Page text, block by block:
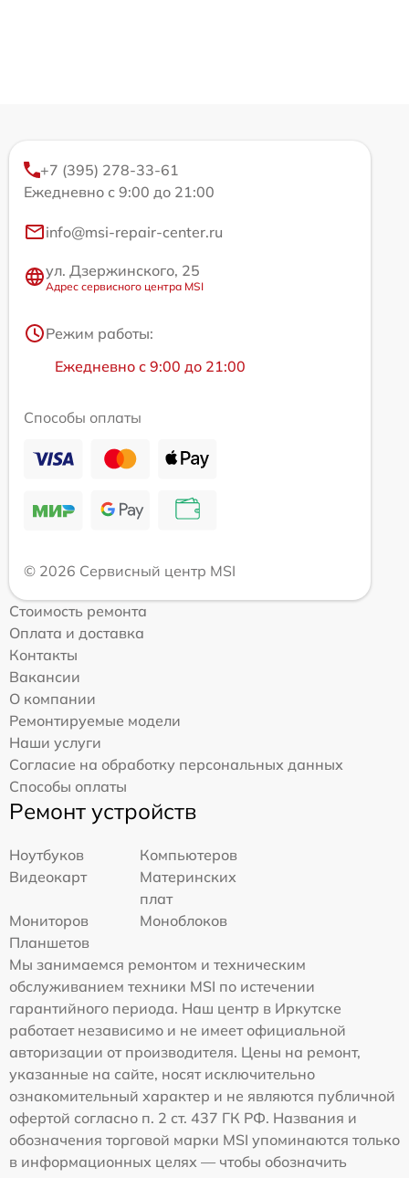
+7 (395) 278-33-61
Ежедневно с 9:00 до 21:00
info@msi-repair-center.ru
ул. Дзержинского, 25
Адрес сервисного центра MSI
Режим работы:
Ежедневно с 9:00 до 21:00
Способы оплаты
© 2026 Сервисный центр MSI
Стоимость ремонта
Оплата и доставка
Контакты
Вакансии
О компании
Ремонтируемые модели
Наши услуги
Согласие на обработку персональных данных
Способы оплаты
Ремонт устройств
Ноутбуков
Компьютеров
Видеокарт
Материнских
плат
Мониторов
Моноблоков
Планшетов
Мы занимаемся ремонтом и техническим
обслуживанием техники MSI по истечении
гарантийного периода. Наш центр в Иркутске
работает независимо и не имеет официальной
авторизации от производителя. Цены на ремонт,
указанные на сайте, носят исключительно
ознакомительный характер и не являются публичной
офертой согласно п. 2 ст. 437 ГК РФ. Названия и
обозначения торговой марки MSI упоминаются только
в информационных целях — чтобы обозначить